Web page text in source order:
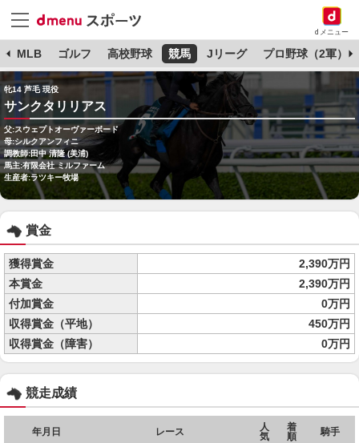
dメニュー
MLB ゴルフ 高校野球 競馬 Jリーグ プロ野球（2軍）
牝14 芦毛 現役
サンクタリリアス
父:スウェプトオーヴァーボード
母:シルクアンフィニ
調教師:田中 清隆 (美浦)
馬主:有限会社 ミルファーム
生産者:ラツキー牧場
賞金
獲得賞金
2,390万円
本賞金
2,390万円
付加賞金
0万円
収得賞金（平地）
450万円
収得賞金（障害）
0万円
競走成績
年月日 レース
人
気
着
順
騎手